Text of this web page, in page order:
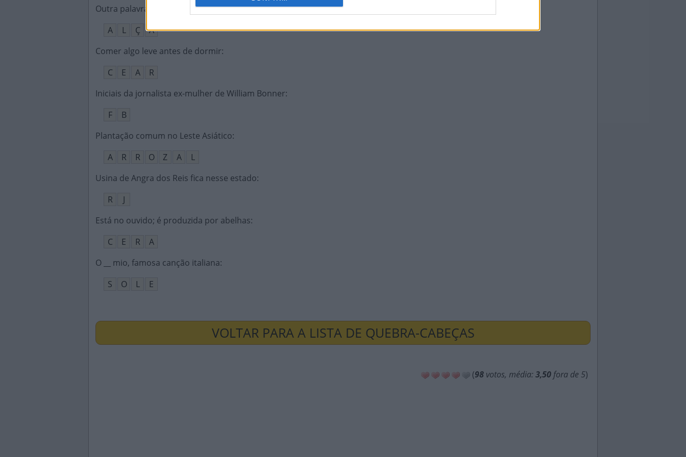
Outra palavra para enaltece:
A
L Ç
A
Comer algo leve antes de dormir:
C
E A
R
Iniciais da jornalista ex-mulher de William Bonner:
F
B
Plantação comum no Leste Asiático:
A
R R O Z A
L
Usina de Angra dos Reis fica nesse estado:
R
J
Está no ouvido; é produzida por abelhas:
C
E R
A
O __ mio, famosa canção italiana:
S
O L E
VOLTAR PARA A LISTA DE QUEBRA-CABEÇAS
(98 votos, média: 3,50 fora de 5)